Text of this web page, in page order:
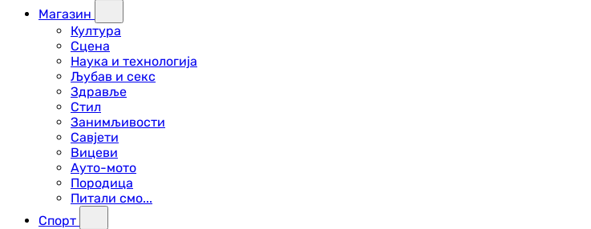
Магазин
Култура
Сцена
Наука и технологија
Љубав и секс
Здравље
Стил
Занимљивости
Савјети
Вицеви
Ауто-мото
Породица
Питали смо...
Спорт